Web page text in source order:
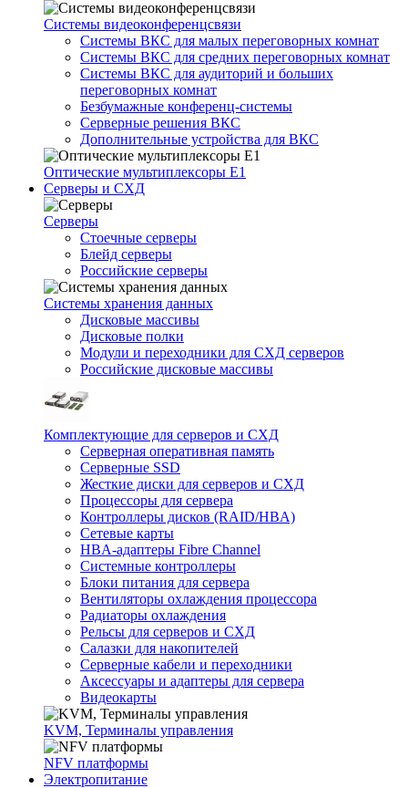
Системы видеоконференцсвязи
Системы ВКС для малых переговорных комнат
Системы ВКС для средних переговорных комнат
Системы ВКС для аудиторий и больших
переговорных комнат
Безбумажные конференц-системы
Серверные решения ВКС
Дополнительные устройства для ВКС
Оптические мультиплексоры Е1
Серверы и СХД
Серверы
Стоечные серверы
Блейд серверы
Российские серверы
Системы хранения данных
Дисковые массивы
Дисковые полки
Модули и переходники для СХД серверов
Российские дисковые массивы
Комплектующие для серверов и СХД
Серверная оперативная память
Серверные SSD
Жесткие диски для серверов и СХД
Процессоры для сервера
Контроллеры дисков (RAID/HBA)
Сетевые карты
HBA-адаптеры Fibre Channel
Системные контроллеры
Блоки питания для сервера
Вентиляторы охлаждения процессора
Радиаторы охлаждения
Рельсы для серверов и СХД
Салазки для накопителей
Серверные кабели и переходники
Аксессуары и адаптеры для сервера
Видеокарты
KVM, Терминалы управления
NFV платформы
Электропитание